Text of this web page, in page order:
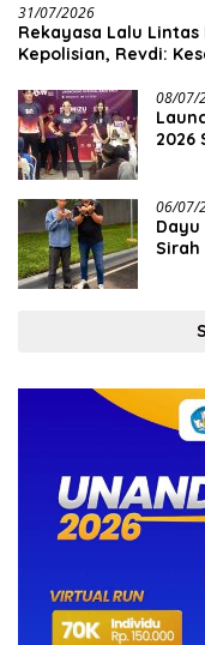
31/07/2026
Rekayasa Lalu Lintas
Kepolisian, Revdi:
08/07/
2026
06/07/
Dayu
Sirah